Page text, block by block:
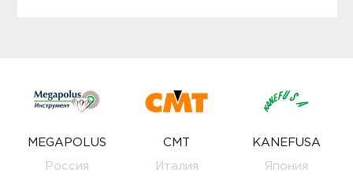
MEGAPOLUS
Россия
CMT
Италия
KANEFUSA
Япония